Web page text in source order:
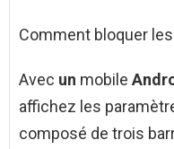
Comment bloquer
Avec un mobile
affichez les
composé de trois